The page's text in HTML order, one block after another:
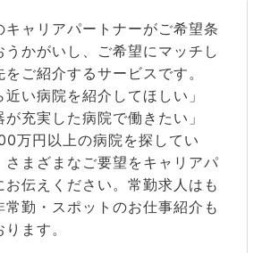
キャリアパートナーがご希望条
うかがいし、ご希望にマッチし
ご紹介するサービスです。
近い病院を紹介してほしい」
が充実した病院で働きたい」
万円以上の病院を探してい
さまざまなご要望をキャリアパ
お伝えください。常勤求人はも
常勤・スポットのお仕事紹介も
ます。